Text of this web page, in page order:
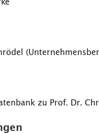
zu Prof. Dr.